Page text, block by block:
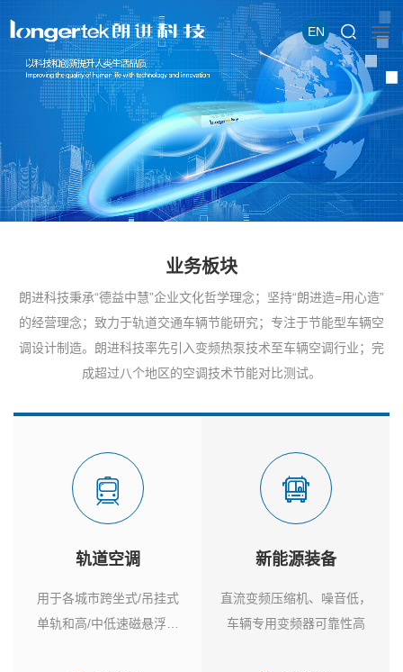
EN
业务板块
朗进科技秉承“德益中慧”企业文化哲学理念；坚持“朗进造=用心造”
的经营理念；致力于轨道交通车辆节能研究；专注于节能型车辆空
调设计制造。朗进科技率先引入变频热泵技术至车辆空调行业；完
成超过八个地区的空调技术节能对比测试。
轨道空调
用于各城市跨坐式/吊挂式
单轨和高/中低速磁悬浮列
新能源装备
直流变频压缩机、噪音低，
车辆专用变频器可靠性高